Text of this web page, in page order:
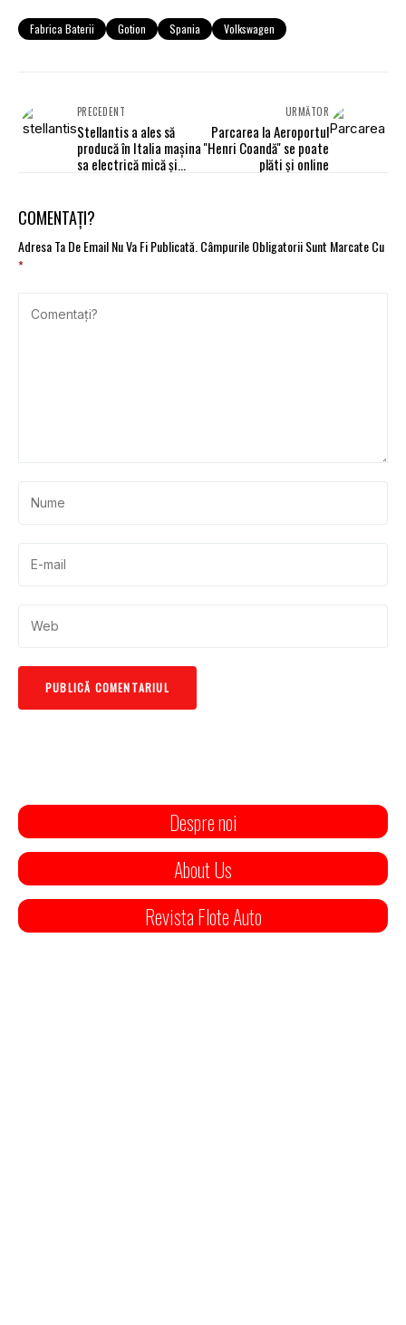
Fabrica Baterii Gotion Spania Volkswagen
PRECEDENT
Stellantis a ales să
producă în Italia mașina
sa electrică mică și
Comisia Europeană
URMĂTOR
Parcarea la Aeroportul
''Henri Coandă'' se poate
plăti și online
COMENTAȚI?
Adresa Ta De Email Nu Va Fi Publicată.Câmpurile Obligatorii Sunt Marcate Cu
*
Despre noi
About Us
Revista Flote Auto